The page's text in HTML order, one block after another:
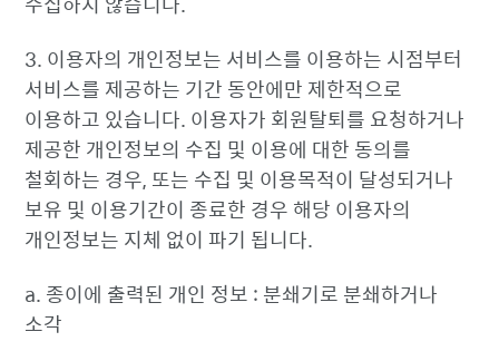
3. 이용자의 개인정보는 서비스를 이용하는 시점부터
서비스를 제공하는 기간 동안에만 제한적으로
이용하고 있습니다. 이용자가 회원탈퇴를 요청하거나
제공한 개인정보의 수집 및 이용에 대한 동의를
철회하는 경우, 또는 수집 및 이용목적이 달성되거나
보유 및 이용기간이 종료한 경우 해당 이용자의
개인정보는 지체 없이 파기 됩니다.
a. 종이에 출력된 개인 정보 : 분쇄기로 분쇄하거나
소각